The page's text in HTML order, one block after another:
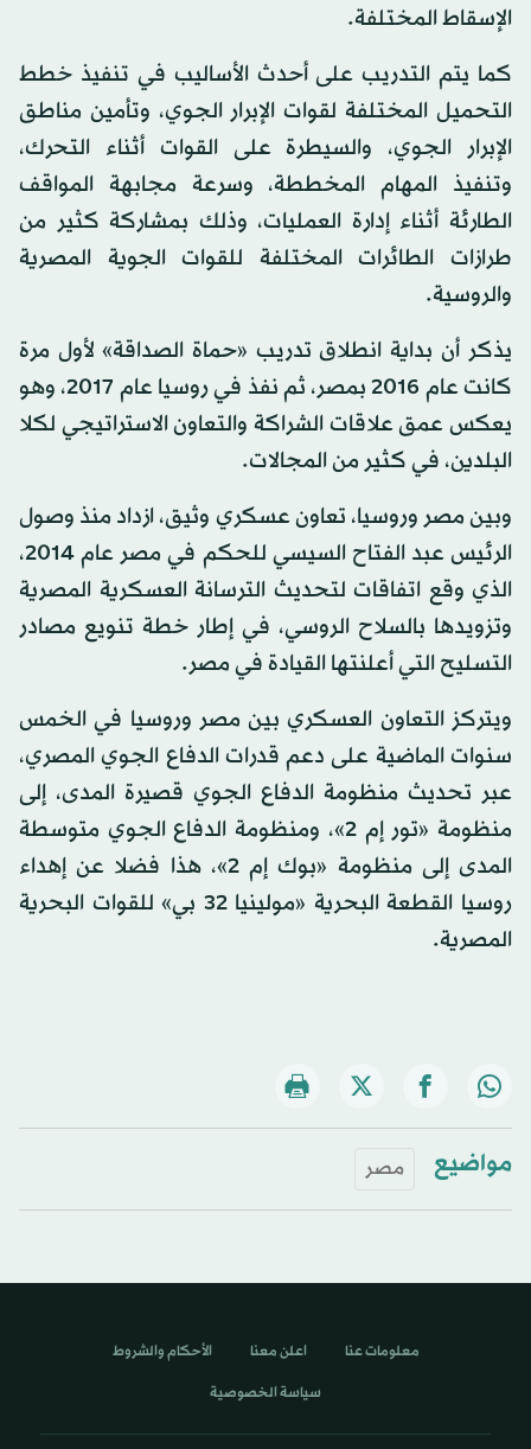
الإسقاط المختلفة.
كما يتم التدريب على أحدث الأساليب في تنفيذ خطط
التحميل المختلفة لقوات الإبرار الجوي، وتأمين مناطق
الإبرار الجوي، والسيطرة على القوات أثناء التحرك،
وتنفيذ المهام المخططة، وسرعة مجابهة المواقف
الطارئة أثناء إدارة العمليات، وذلك بمشاركة كثير من
طرازات الطائرات المختلفة للقوات الجوية المصرية
والروسية.
يذكر أن بداية انطلاق تدريب «حماة الصداقة» لأول مرة
كانت عام 2016 بمصر، ثم نفذ في روسيا عام 2017، وهو
يعكس عمق علاقات الشراكة والتعاون الاستراتيجي لكلا
البلدين، في كثير من المجالات.
وبين مصر وروسيا، تعاون عسكري وثيق، ازداد منذ وصول
الرئيس عبد الفتاح السيسي للحكم في مصر عام 2014،
الذي وقع اتفاقات لتحديث الترسانة العسكرية المصرية
وتزويدها بالسلاح الروسي، في إطار خطة تنويع مصادر
التسليح التي أعلنتها القيادة في مصر.
ويتركز التعاون العسكري بين مصر وروسيا في الخمس
سنوات الماضية على دعم قدرات الدفاع الجوي المصري،
عبر تحديث منظومة الدفاع الجوي قصيرة المدى، إلى
منظومة «تور إم 2»، ومنظومة الدفاع الجوي متوسطة
المدى إلى منظومة «بوك إم 2»، هذا فضلا عن إهداء
روسيا القطعة البحرية «مولينيا 32 بي» للقوات البحرية
المصرية.
مواضيع مصر
معلومات عنا اعلن معنا الأحكام والشروط
سياسة الخصوصية